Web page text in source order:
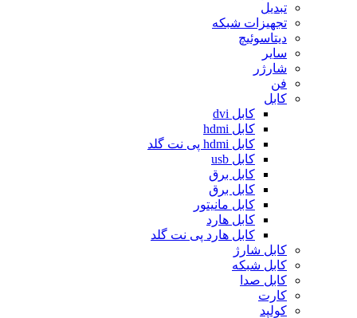
تبدیل
تجهیزات شبکه
دیتاسوئیچ
سایر
شارژر
فن
کابل
کابل dvi
کابل hdmi
کابل hdmi پی نت گلد
کابل usb
کابل برق
کابل برق
کابل مانیتور
کابل هارد
کابل هارد پی نت گلد
کابل شارژ
کابل شبکه
کابل صدا
کارت
کولپد